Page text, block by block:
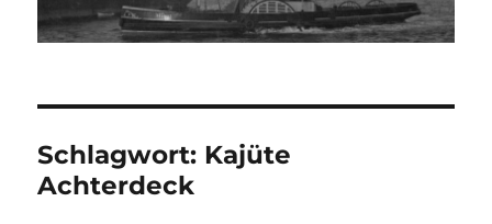
Schlagwort: Kajüte
Achterdeck